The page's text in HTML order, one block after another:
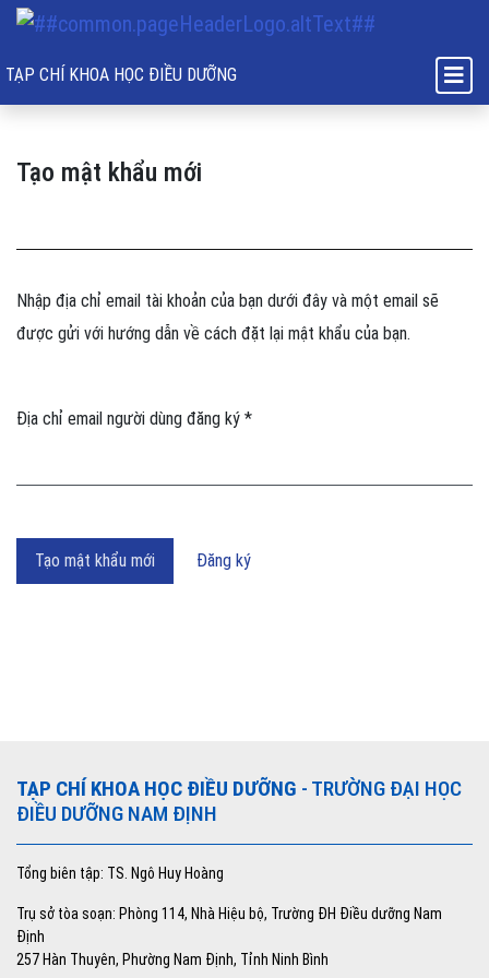
Tạo mật khẩu mới
TẠP CHÍ KHOA HỌC ĐIỀU DƯỠNG
Tạo mật khẩu mới
Nhập địa chỉ email tài khoản của bạn dưới đây và một email sẽ
được gửi với hướng dẫn về cách đặt lại mật khẩu của bạn.
Địa chỉ email người dùng đăng ký *Bắt buộc
Tạo mật khẩu mới Đăng ký
TẠP CHÍ KHOA HỌC ĐIỀU DƯỠNG - TRƯỜNG ĐẠI HỌC
ĐIỀU DƯỠNG NAM ĐỊNH
Tổng biên tập: TS. Ngô Huy Hoàng
Trụ sở tòa soạn: Phòng 114, Nhà Hiệu bộ, Trường ĐH Điều dưỡng Nam
Định
257 Hàn Thuyên, Phường Nam Định, Tỉnh Ninh Bình